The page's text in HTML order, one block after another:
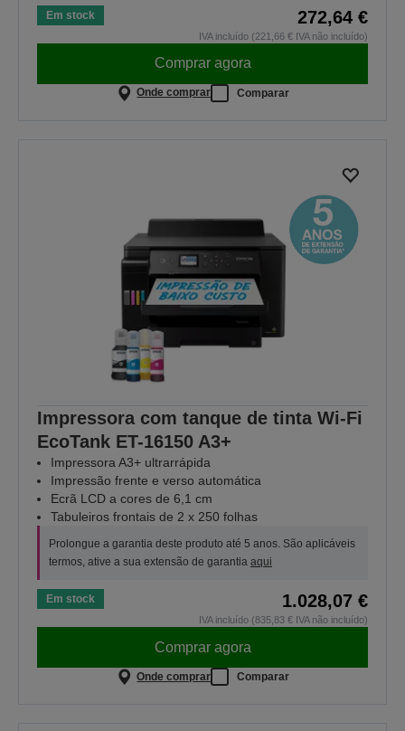
Em stock 272,64 €
IVA incluído (221,66 € IVA não incluído)
Comprar agora
Onde comprar Comparar
Impressora com tanque de tinta Wi-Fi
EcoTank ET-16150 A3+
Impressora A3+ ultrarrápida
Impressão frente e verso automática
Ecrã LCD a cores de 6,1 cm
Tabuleiros frontais de 2 x 250 folhas
Prolongue a garantia deste produto até 5 anos. São aplicáveis
termos, ative a sua extensão de garantia aqui
Em stock 1.028,07 €
IVA incluído (835,83 € IVA não incluído)
Comprar agora
Onde comprar Comparar